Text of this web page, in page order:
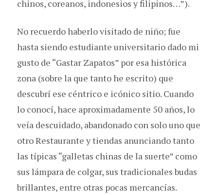
chinos, coreanos, indonesios y filipinos…”).
No recuerdo haberlo visitado de niño; fue
hasta siendo estudiante universitario dado mi
gusto de “Gastar Zapatos” por esa histórica
zona (sobre la que tanto he escrito) que
descubrí ese céntrico e icónico sitio. Cuando
lo conocí, hace aproximadamente 50 años, lo
veía descuidado, abandonado con solo uno que
otro Restaurante y tiendas anunciando tanto
las típicas “galletas chinas de la suerte” como
sus lámpara de colgar, sus tradicionales budas
brillantes, entre otras pocas mercancías.